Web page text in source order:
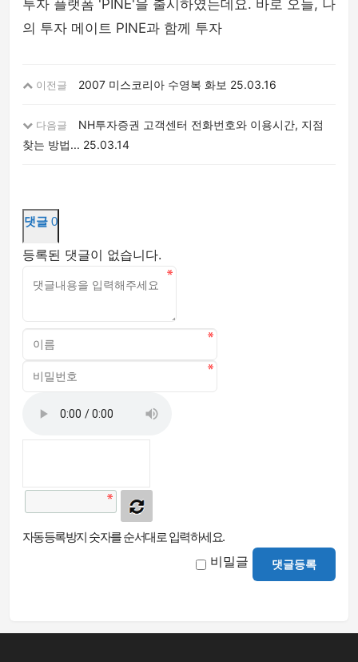
투자 플랫폼 'PINE'을 출시하였는데요. 바로 오늘, 나
의 투자 메이트 PINE과 함께 투자
이전글 2007 미스코리아 수영복 화보 25.03.16
다음글
NH투자증권 고객센터 전화번호와 이용시간, 지점
찾는 방법... 25.03.14
댓글 0
등록된 댓글이 없습니다.
자동등록방지 숫자를 순서대로 입력하세요.
비밀글 댓글등록